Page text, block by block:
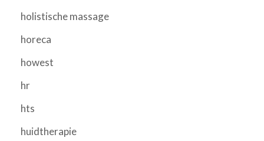
holistische massage
horeca
howest
hr
hts
huidtherapie